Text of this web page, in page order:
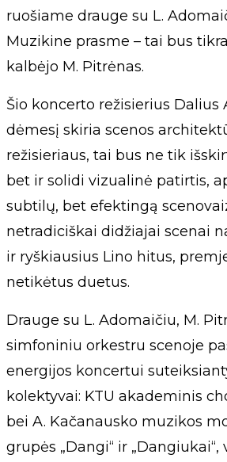
ruošiame drauge su L.
Muzikine prasme – tai bus
kalbėjo M. Pitrėnas.
Šio koncerto režisierius Dalius
dėmesį skiria scenos
režisieriaus, tai bus ne tik
bet ir solidi vizualinė patirtis,
subtilų, bet efektingą
netradiciškai didžiajai scenai
ir ryškiausius Lino hitus,
netikėtus duetus.
Drauge su L. Adomaičiu, M.
simfoniniu orkestru scenoje
energijos koncertui
kolektyvai: KTU akademinis
bei A. Kačanausko muzikos
grupės „Dangi“ ir